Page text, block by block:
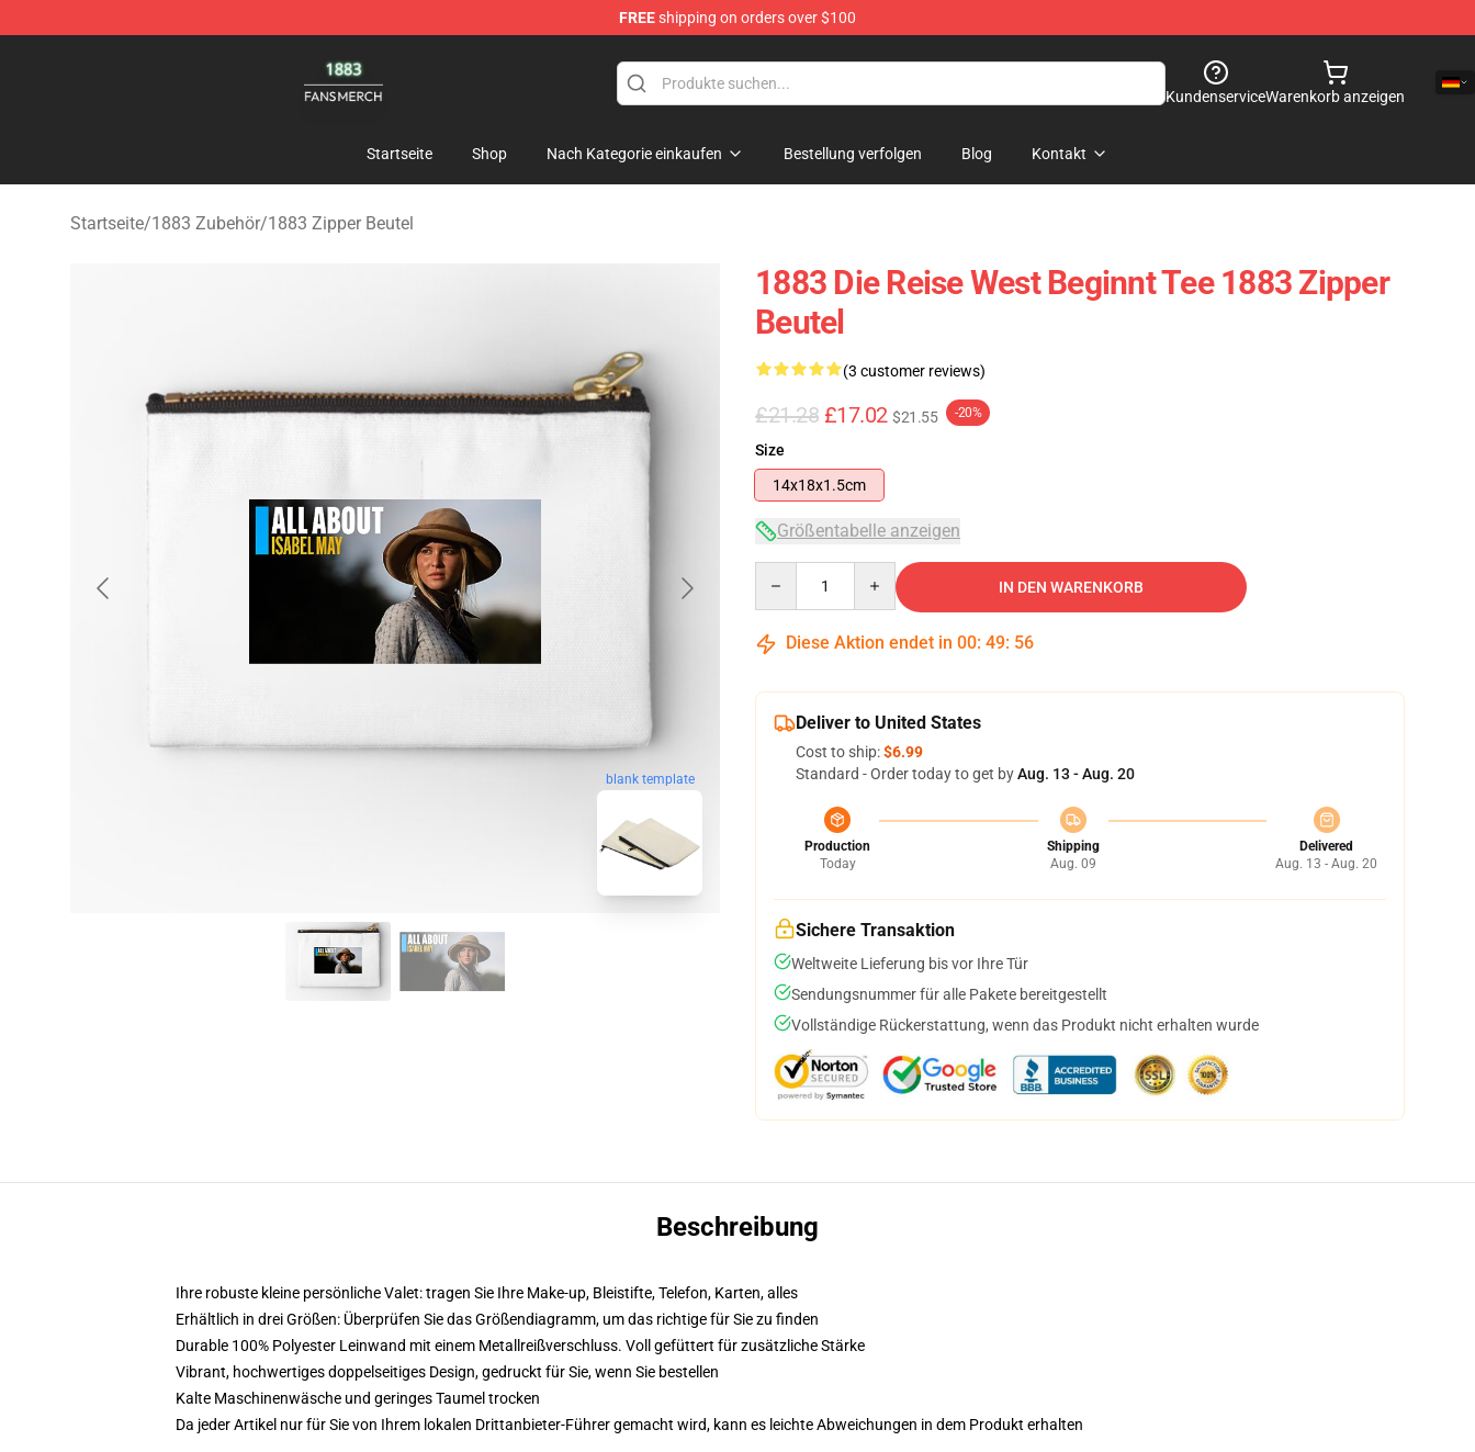
FREEshipping on orders over $100
KundenserviceWarenkorb anzeigen
Startseite Shop Nach Kategorie einkaufen Bestellung verfolgen Blog Kontakt
Startseite/1883 Zubehör/1883 Zipper Beutel
blank template
1883 Die Reise West Beginnt Tee 1883 Zipper
Beutel
(3 customer reviews)
£21.28 £17.02 $21.55 -20%
Size
14x18x1.5cm
Größentabelle anzeigen
IN DEN WARENKORB
Diese Aktion endet in 00: 49: 55
Deliver to United States
Cost to ship:$6.99
Standard - Order today to get byAug. 13 - Aug. 20
Production
Today
Shipping
Aug. 09
Delivered
Aug. 13 - Aug. 20
Sichere Transaktion
Weltweite Lieferung bis vor Ihre Tür
Sendungsnummer für alle Pakete bereitgestellt
Vollständige Rückerstattung, wenn das Produkt nicht erhalten wurde
Beschreibung
Ihre robuste kleine persönliche Valet: tragen Sie Ihre Make-up, Bleistifte, Telefon, Karten, alles
Erhältlich in drei Größen: Überprüfen Sie das Größendiagramm, um das richtige für Sie zu finden
Durable 100% Polyester Leinwand mit einem Metallreißverschluss. Voll gefüttert für zusätzliche Stärke
Vibrant, hochwertiges doppelseitiges Design, gedruckt für Sie, wenn Sie bestellen
Kalte Maschinenwäsche und geringes Taumel trocken
Da jeder Artikel nur für Sie von Ihrem lokalen Drittanbieter-Führer gemacht wird, kann es leichte Abweichungen in dem Produkt erhalten